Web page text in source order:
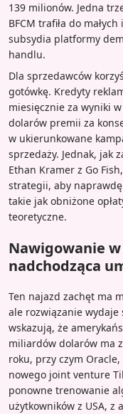
139 milionów. Jedna
BFCM trafiła do
subsydia platformy
handlu.
Dla sprzedawców
gotówkę. Kredyty
miesięcznie za wyniki
dolarów premii za
w ukierunkowane
sprzedaży. Jednak, jak
Ethan Kramer z Go
strategii, aby
takie jak obniżone
teoretyczne.
Nawigowanie
nadchodząca
Ten najazd zachęt ma
ale rozwiązanie wydaje
wskazują, że
miliardów dolarów ma
roku, przy czym
nowego joint venture
ponowne trenowanie
użytkowników z USA, z